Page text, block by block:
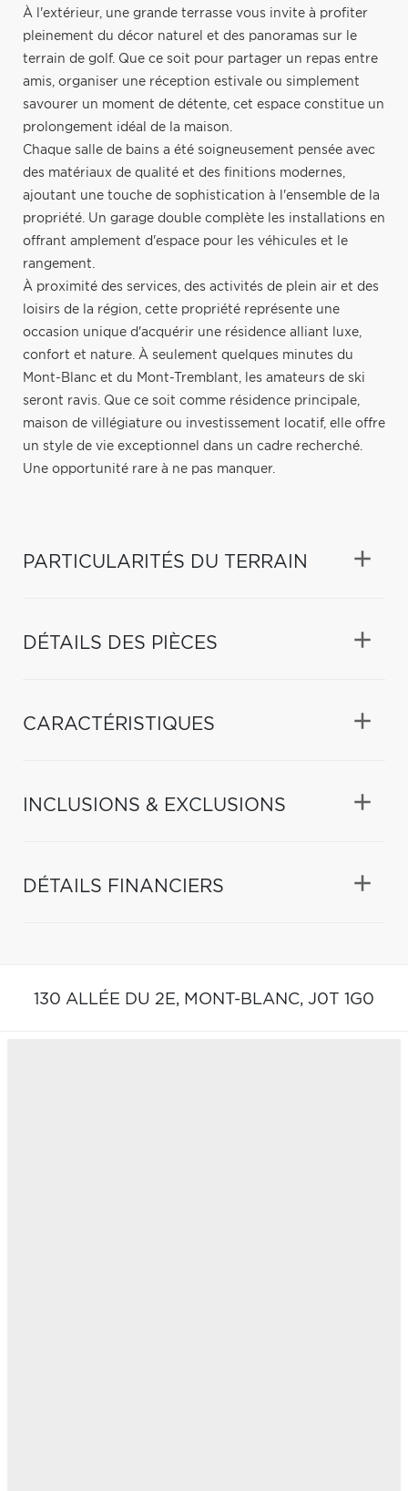
À l'extérieur, une grande terrasse vous invite à profiter
pleinement du décor naturel et des panoramas sur le
terrain de golf. Que ce soit pour partager un repas entre
amis, organiser une réception estivale ou simplement
savourer un moment de détente, cet espace constitue un
prolongement idéal de la maison.
Chaque salle de bains a été soigneusement pensée avec
des matériaux de qualité et des finitions modernes,
ajoutant une touche de sophistication à l'ensemble de la
propriété. Un garage double complète les installations en
offrant amplement d'espace pour les véhicules et le
rangement.
À proximité des services, des activités de plein air et des
loisirs de la région, cette propriété représente une
occasion unique d'acquérir une résidence alliant luxe,
confort et nature. À seulement quelques minutes du
Mont-Blanc et du Mont-Tremblant, les amateurs de ski
seront ravis. Que ce soit comme résidence principale,
maison de villégiature ou investissement locatif, elle offre
un style de vie exceptionnel dans un cadre recherché.
Une opportunité rare à ne pas manquer.
PARTICULARITÉS DU TERRAIN
DÉTAILS DES PIÈCES
CARACTÉRISTIQUES
INCLUSIONS & EXCLUSIONS
DÉTAILS FINANCIERS
130 ALLÉE DU 2E, MONT-BLANC, J0T 1G0